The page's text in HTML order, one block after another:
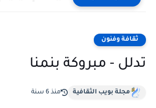
ثقافة وفنون
تدلل - مبروكة بنمنا
مجلة بويب الثقافية منذ 6 سنة